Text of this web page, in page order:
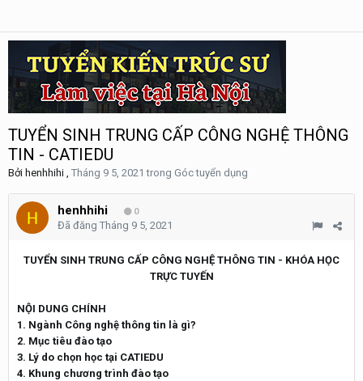
TUYỂN SINH TRUNG CẤP CÔNG NGHỆ THÔNG
TIN - CATIEDU
Bởi henhhihi , Tháng 9 5, 2021trong Góc tuyển dụng
henhhihi 0
Đã đăng Tháng 9 5, 2021
TUYỂN SINH TRUNG CẤP CÔNG NGHỆ THÔNG TIN - KHÓA HỌC
TRỰC TUYẾN
NỘI DUNG CHÍNH
1. Ngành Công nghệ thông tin là gì?
2. Mục tiêu đào tạo
3. Lý do chọn học tại CATIEDU
4. Khung chương trình đào tạo